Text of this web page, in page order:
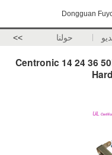
Dongguan
حولنا >>
Centronic 14 24 36